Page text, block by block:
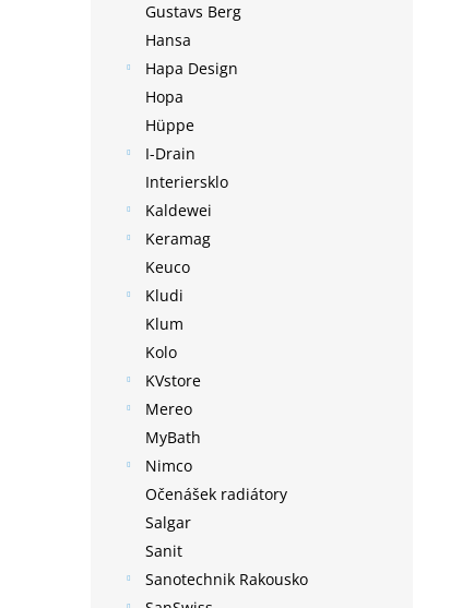
Gustavs Berg
Hansa
Hapa Design
Hopa
Hüppe
I-Drain
Interiersklo
Kaldewei
Keramag
Keuco
Kludi
Klum
Kolo
KVstore
Mereo
MyBath
Nimco
Očenášek radiátory
Salgar
Sanit
Sanotechnik Rakousko